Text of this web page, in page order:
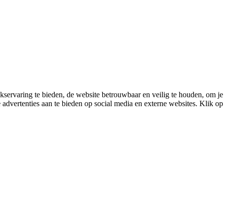
te bieden, de website betrouwbaar en veilig te houden, om je
aan te bieden op social media en externe websites. Klik op